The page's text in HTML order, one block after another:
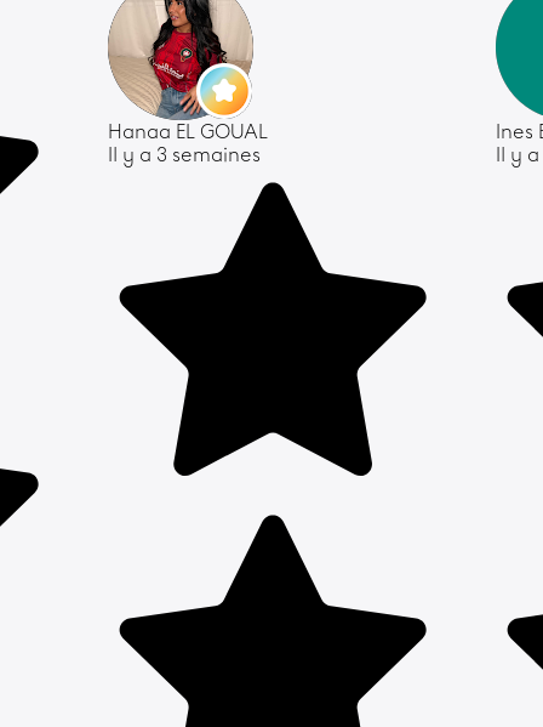
Hanaa EL GOUAL
Il y a 3 semaines
Ines
Il y